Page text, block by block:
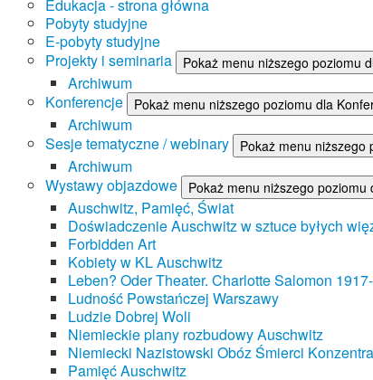
Edukacja - strona główna
Pobyty studyjne
E-pobyty studyjne
Projekty i seminaria
Pokaż menu niższego poziomu
Archiwum
Konferencje
Pokaż menu niższego poziomu dla
Archiwum
Sesje tematyczne / webinary
Pokaż menu niższego
Archiwum
Wystawy objazdowe
Pokaż menu niższego poziomu
Auschwitz, Pamięć, Świat
Doświadczenie Auschwitz w sztuce byłych
Forbidden Art
Kobiety w KL Auschwitz
Leben? Oder Theater. Charlotte Salomon
Ludność Powstańczej Warszawy
Ludzie Dobrej Woli
Niemieckie plany rozbudowy Auschwitz
Niemiecki Nazistowski Obóz Śmierci
Pamięć Auschwitz